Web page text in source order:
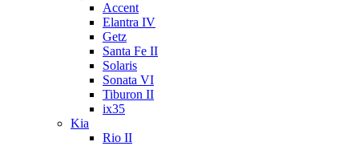
Accent
Elantra IV
Getz
Santa Fe II
Solaris
Sonata VI
Tiburon II
ix35
Kia
Rio II